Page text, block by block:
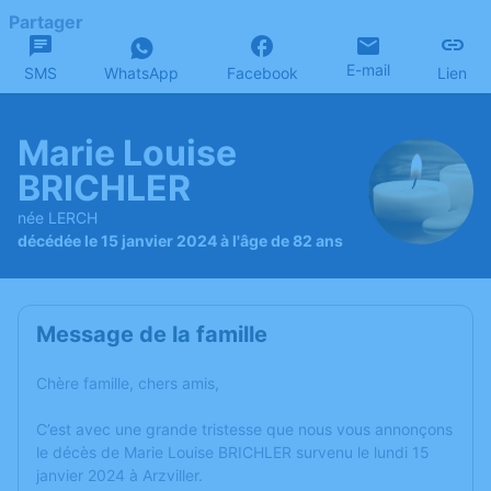
Partager
SMS WhatsApp Facebook E-mail Lien
Marie Louise
BRICHLER
née LERCH
décédée le 15 janvier 2024 à l'âge de 82 ans
Message de la famille
Chère famille, chers amis,
C’est avec une grande tristesse que nous vous annonçons
le décès de Marie Louise BRICHLER survenu le lundi 15
janvier 2024 à Arzviller.